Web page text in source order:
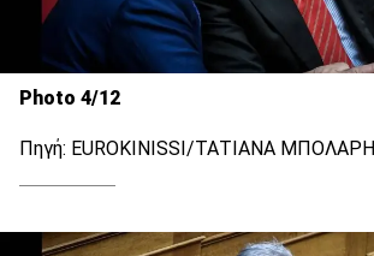
Photo 4/12
Πηγή: EUROKINISSI/ΤΑΤΙΑΝΑ ΜΠΟΛΑΡΗ